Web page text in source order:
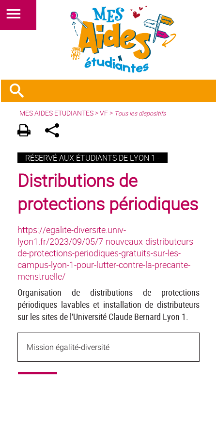
MES AIDES ETUDIANTES>VF> Tous les dispositifs
RÉSERVÉ AUX ÉTUDIANTS DE LYON 1 -
Distributions de
protections périodiques
https://egalite-diversite.univ-
lyon1.fr/2023/09/05/7-nouveaux-distributeurs-
de-protections-periodiques-gratuits-sur-les-
campus-lyon-1-pour-lutter-contre-la-precarite-
menstruelle/
Organisation de distributions de protections
périodiques lavables et installation de distributeurs
sur les sites de l'Université Claude Bernard Lyon 1.
Mission égalité-diversité